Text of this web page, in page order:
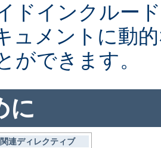
ドインクルー
ュメントに動
ができます。
に
関連ディレクティブ